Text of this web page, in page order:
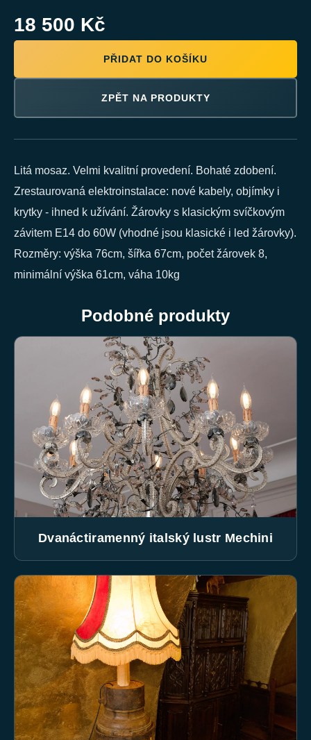
18 500 Kč
PŘIDAT DO KOŠÍKU
ZPĚT NA PRODUKTY
Litá mosaz. Velmi kvalitní provedení. Bohaté zdobení.
Zrestaurovaná elektroinstalace: nové kabely, objímky i
krytky - ihned k užívání. Žárovky s klasickým svíčkovým
závitem E14 do 60W (vhodné jsou klasické i led žárovky).
Rozměry: výška 76cm, šířka 67cm, počet žárovek 8,
minimální výška 61cm, váha 10kg
Podobné produkty
Dvanáctiramenný italský lustr Mechini